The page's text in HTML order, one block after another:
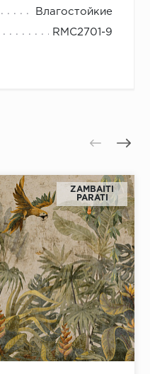
Влагостойкие
RMC2701-9
ZAMBAITI
PARATI